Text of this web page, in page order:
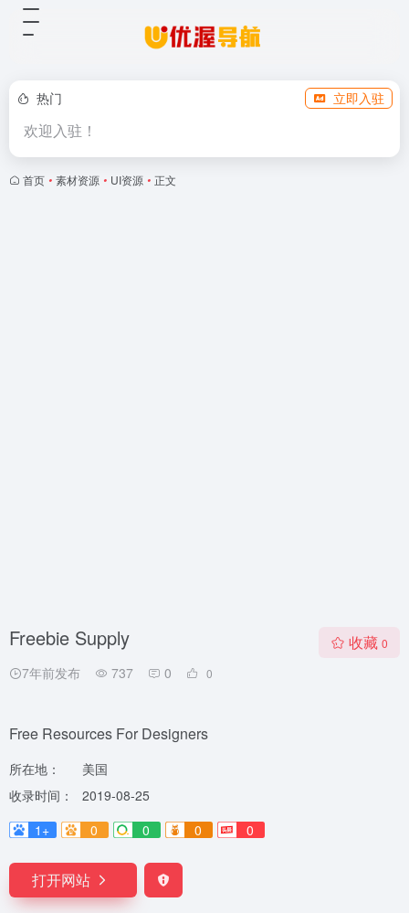
热门 立即入驻
欢迎入驻！
首页 • 素材资源 • UI资源 • 正文
Freebie Supply
7年前发布 737 0 0
收藏 0
Free Resources For Designers
所在地：
美国
收录时间：
2019-08-25
1+
0 0 0 0
打开网站